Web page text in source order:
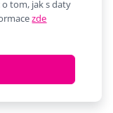
tom, jak s daty
zde